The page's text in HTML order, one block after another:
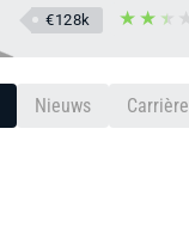
€128k
Nieuws Carrière